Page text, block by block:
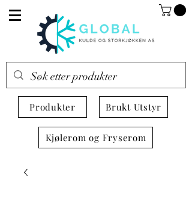
Produkter Brukt Utstyr
Kjølerom og Fryserom